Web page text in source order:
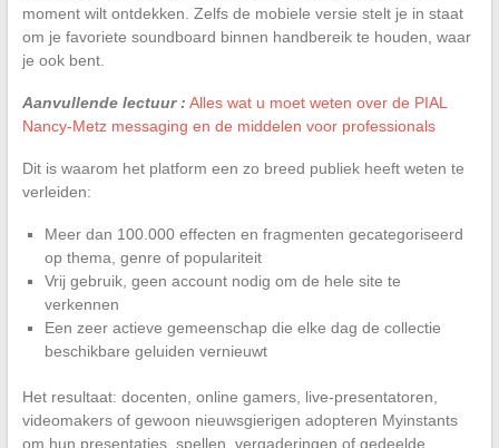
moment wilt ontdekken. Zelfs de mobiele versie stelt je in staat
om je favoriete soundboard binnen handbereik te houden, waar
je ook bent.
Aanvullende lectuur : Alles wat u moet weten over de PIAL
Nancy-Metz messaging en de middelen voor professionals
Dit is waarom het platform een zo breed publiek heeft weten te
verleiden:
Meer dan 100.000 effecten en fragmenten gecategoriseerd
op thema, genre of populariteit
Vrij gebruik, geen account nodig om de hele site te
verkennen
Een zeer actieve gemeenschap die elke dag de collectie
beschikbare geluiden vernieuwt
Het resultaat: docenten, online gamers, live-presentatoren,
videomakers of gewoon nieuwsgierigen adopteren Myinstants
om hun presentaties, spellen, vergaderingen of gedeelde